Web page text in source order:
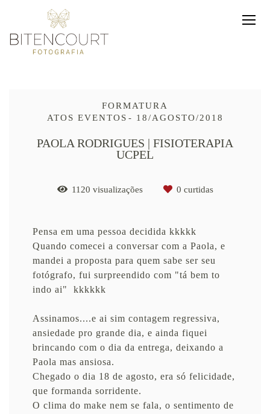
FORMATURA
ATOS EVENTOS
18/AGOSTO/2018
PAOLA RODRIGUES | FISIOTERAPIA
UCPEL
1120 visualizações 0 curtidas
Pensa em uma pessoa decidida kkkkk
Quando comecei a conversar com a Paola, e
mandei a proposta para quem sabe ser seu
fotógrafo, fui surpreendido com "tá bem to
indo ai" kkkkkk
Assinamos....e ai sim contagem regressiva,
ansiedade pro grande dia, e ainda fiquei
brincando com o dia da entrega, deixando a
Paola mas ansiosa.
Chegado o dia 18 de agosto, era só felicidade,
que formanda sorridente.
O clima do make nem se fala, o sentimento de